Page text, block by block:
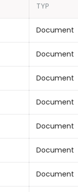
TYP
Document
Document
Document
Document
Document
Document
Document